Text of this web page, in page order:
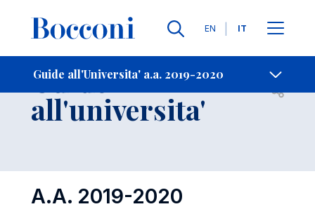
Lingue
EN IT
Guide all'Universita' a.a. 2019-2020
-
Guide
all'universita' Open
A.A. 2019-2020